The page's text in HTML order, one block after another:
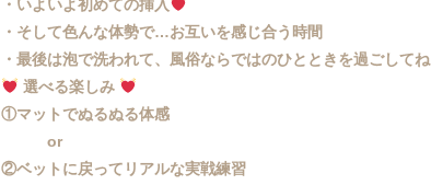
・いよいよ初めての挿入
・そして色んな体勢で…お互いを感じ合う時間
・最後は泡で洗われて、風俗ならではのひとときを過ごしてね
選べる楽しみ
①マットでぬるぬる体感
or
②ベットに戻ってリアルな実戦練習